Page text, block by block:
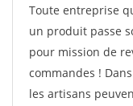
Toute entreprise
un produit passe
pour mission de
commandes !
les artisans